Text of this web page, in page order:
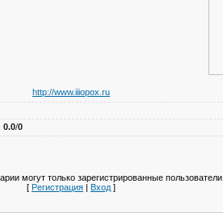
http://www.iiiopox.ru
0.0/0
могут только зарегистрированные пользователи.
[ Регистрация | Вход ]